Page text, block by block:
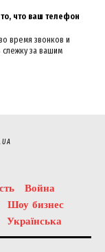
что ваш телефон
время звонков и
за вашим
Война
Шоу бизнес
Українська